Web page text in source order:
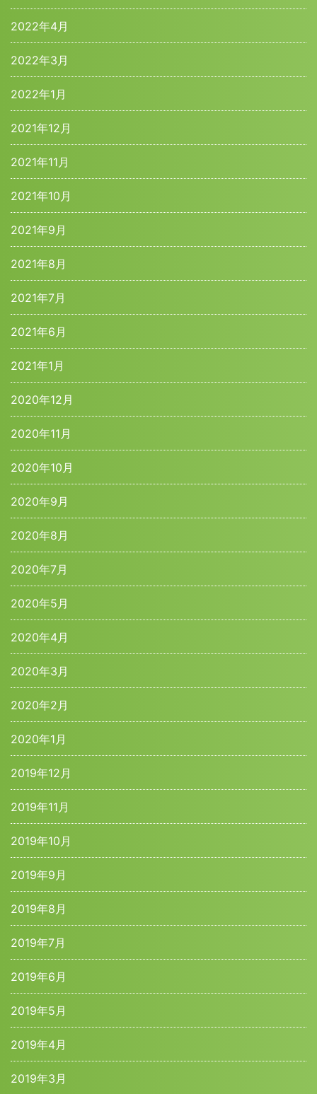
2022年4月
2022年3月
2022年1月
2021年12月
2021年11月
2021年10月
2021年9月
2021年8月
2021年7月
2021年6月
2021年1月
2020年12月
2020年11月
2020年10月
2020年9月
2020年8月
2020年7月
2020年5月
2020年4月
2020年3月
2020年2月
2020年1月
2019年12月
2019年11月
2019年10月
2019年9月
2019年8月
2019年7月
2019年6月
2019年5月
2019年4月
2019年3月